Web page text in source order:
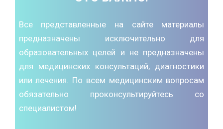
Все представленные на сайте материалы
предназначены исключительно для
образовательных целей и не предназначены
для медицинских консультаций, диагностики
или лечения. По всем медицинским вопросам
обязательно проконсультируйтесь со
специалистом!